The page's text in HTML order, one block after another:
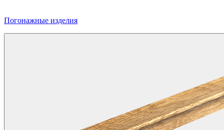
Погонажные изделия